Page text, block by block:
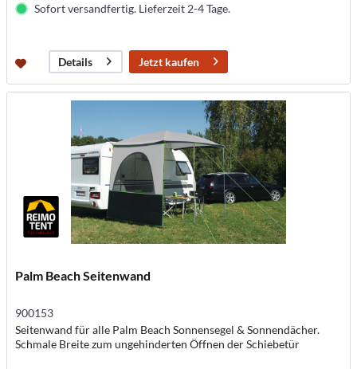
Sofort versandfertig. Lieferzeit 2-4 Tage.
Details Jetzt kaufen
Palm Beach Seitenwand
900153
Seitenwand für alle Palm Beach Sonnensegel & Sonnendächer.
Schmale Breite zum ungehinderten Öffnen der Schiebetür